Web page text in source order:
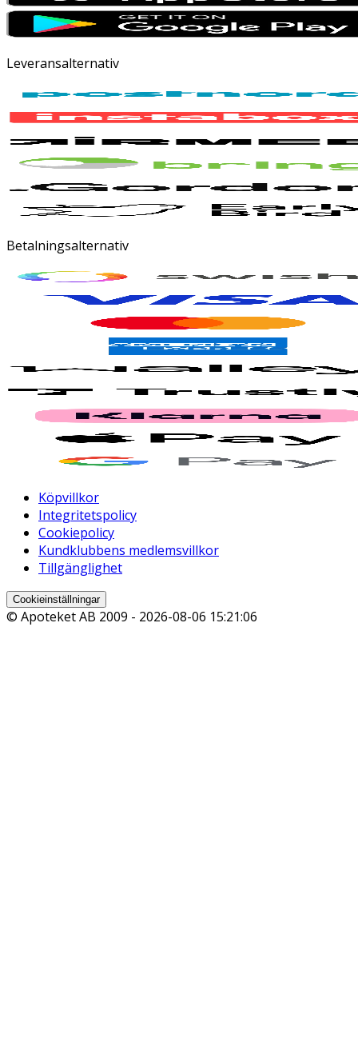
Leveransalternativ
Betalningsalternativ
Köpvillkor
Integritetspolicy
Cookiepolicy
Kundklubbens medlemsvillkor
Tillgänglighet
Cookieinställningar
© Apoteket AB 2009 - 2026-08-06 15:21:06